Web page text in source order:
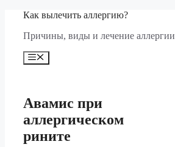
Перейти
содержимому
Как вылечить аллергию?
Причины, виды и лечение аллергии
Меню
Авамис при
аллергическом
рините